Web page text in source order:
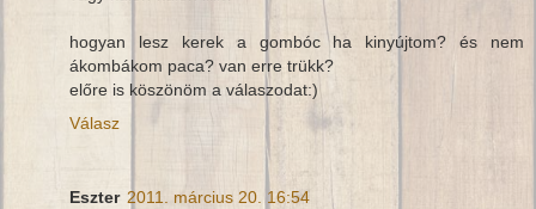
hogyan lesz kerek a gombóc ha kinyújtom? és nem
ákombákom paca? van erre trükk?
előre is köszönöm a válaszodat:)
Válasz
Eszter 2011. március 20. 16:54